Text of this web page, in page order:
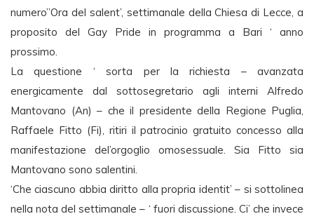
numero”Ora del salent’, settimanale della Chiesa di Lecce, a
proposito del Gay Pride in programma a Bari ‘ anno
prossimo.
La questione ‘ sorta per la richiesta – avanzata
energicamente dal sottosegretario agli interni Alfredo
Mantovano (An) – che il presidente della Regione Puglia,
Raffaele Fitto (Fi), ritiri il patrocinio gratuito concesso alla
manifestazione del’orgoglio omosessuale. Sia Fitto sia
Mantovano sono salentini.
‘Che ciascuno abbia diritto alla propria identit’ – si sottolinea
nella nota del settimanale – ‘ fuori discussione. Ci’ che invece